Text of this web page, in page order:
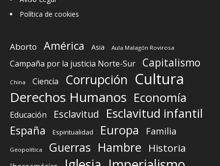
Política de cookies
Aborto América Asia Aula Malagón Rovirosa
Campaña por la justicia Norte-Sur Capitalismo
China Ciencia Corrupción Cultura
Derechos Humanos Economía
Educación Esclavitud Esclavitud infantil
España Espiritualidad Europa Familia
Geopolítica Guerras Hambre Historia